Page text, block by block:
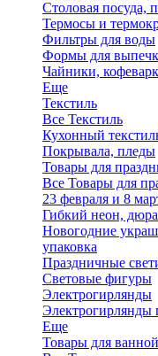
Столовая посуда,
Термосы и
Фильтры для воды
Формы для
Чайники,
Еще
Текстиль
Все Текстиль
Кухонный
Покрывала, пледы
Товары для
Все Товары для
23 февраля и 8
Гибкий неон,
Новогодние
упаковка
Праздничные
Световые фигуры
Электрогирлянды
Электрогирлянды
Еще
Товары для